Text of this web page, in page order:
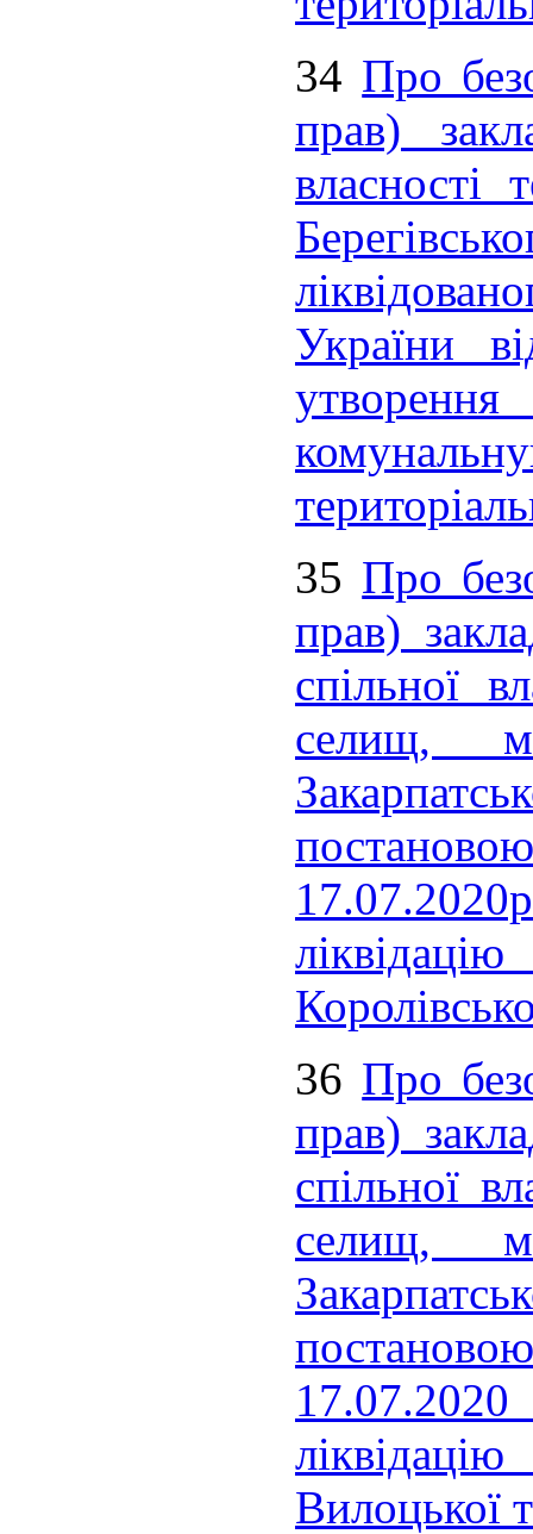
34 Про
прав)
власності
України
35 Про
прав)
спільної
селищ,
36 Про
прав)
спільної
селищ,
Вилоцької